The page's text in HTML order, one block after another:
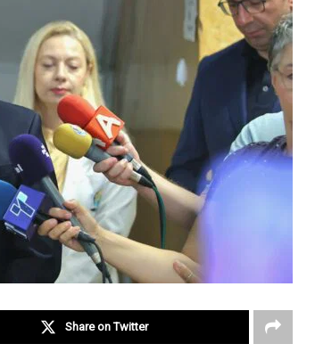
Share on Twitter